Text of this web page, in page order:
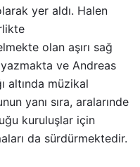
yer aldı. Halen
olan aşırı sağ
yazmakta ve Andreas
altında müzikal
yanı sıra, aralarınde
kuruluşlar için
da sürdürmektedir.